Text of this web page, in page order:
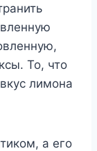
То, что
лимона
а его